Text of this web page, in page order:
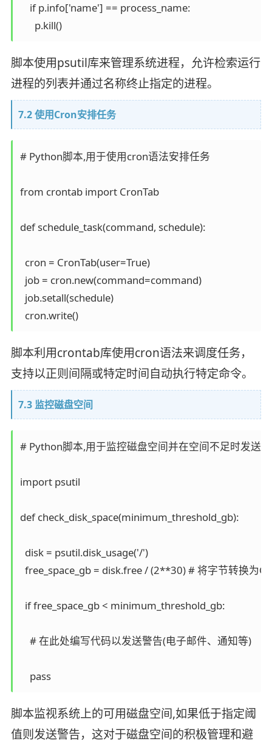
    if p.info['name'] == process_name:
      p.kill()
脚本使用psutil库来管理系统进程，允许检索运行
进程的列表并通过名称终止指定的进程。
7.2 使用Cron安排任务
# Python脚本,用于使用cron语法安排任务
from crontab import CronTab
def schedule_task(command, schedule):
  cron = CronTab(user=True)
  job = cron.new(command=command)
  job.setall(schedule)
  cron.write()
脚本利用crontab库使用cron语法来调度任务，
支持以正则间隔或特定时间自动执行特定命令。
7.3 监控磁盘空间
# Python脚本,用于监控磁盘空间并在空间不足时发送
import psutil
def check_disk_space(minimum_threshold_gb):
  disk = psutil.disk_usage('/')
free_space_gb = disk.free / (2**30) # 将字节转换为
  if free_space_gb < minimum_threshold_gb:
    # 在此处编写代码以发送警告(电子邮件、通知等)
    pass
脚本监视系统上的可用磁盘空间,如果低于指定阈
值则发送警告，这对于磁盘空间的积极管理和避